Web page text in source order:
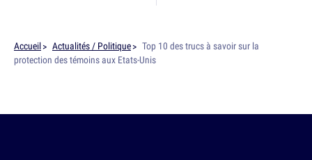
Accueil Actualités / Politique
Top 10 des trucs à savoir sur la
protection des témoins aux Etats-Unis